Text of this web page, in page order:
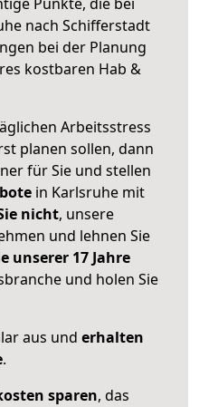
nach Schifferstadt
bei der Planung
kostbaren Hab &
Arbeitsstress
planen sollen, dann
für Sie und stellen
in Karlsruhe mit
nicht, unsere
und lehnen Sie
unserer 17 Jahre
und holen Sie
aus und erhalten
.
sparen, das